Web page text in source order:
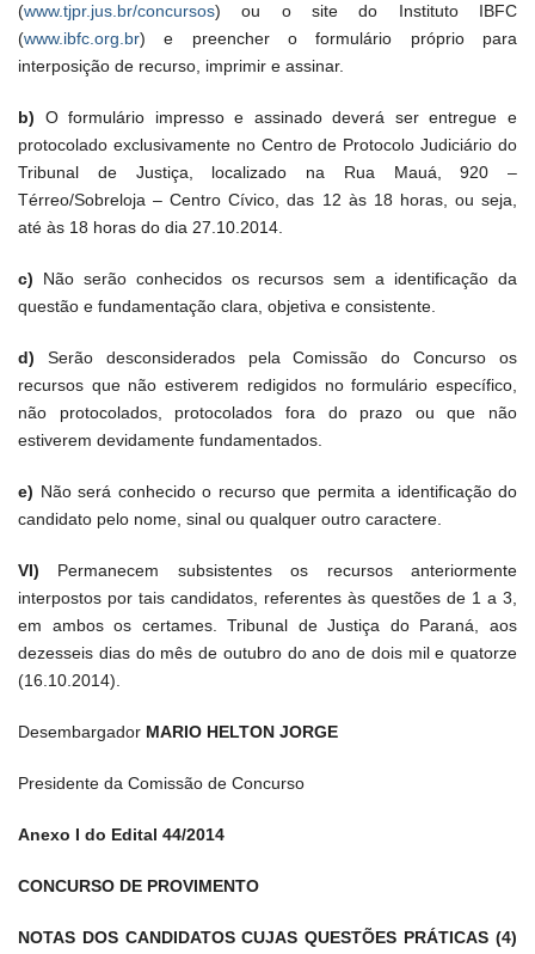
(www.tjpr.jus.br/concursos) ou o site do Instituto IBFC
(www.ibfc.org.br) e preencher o formulário próprio para
interposição de recurso, imprimir e assinar.
b) O formulário impresso e assinado deverá ser entregue e
protocolado exclusivamente no Centro de Protocolo Judiciário do
Tribunal de Justiça, localizado na Rua Mauá, 920 –
Térreo/Sobreloja – Centro Cívico, das 12 às 18 horas, ou seja,
até às 18 horas do dia 27.10.2014.
c) Não serão conhecidos os recursos sem a identificação da
questão e fundamentação clara, objetiva e consistente.
d) Serão desconsiderados pela Comissão do Concurso os
recursos que não estiverem redigidos no formulário específico,
não protocolados, protocolados fora do prazo ou que não
estiverem devidamente fundamentados.
e) Não será conhecido o recurso que permita a identificação do
candidato pelo nome, sinal ou qualquer outro caractere.
VI) Permanecem subsistentes os recursos anteriormente
interpostos por tais candidatos, referentes às questões de 1 a 3,
em ambos os certames. Tribunal de Justiça do Paraná, aos
dezesseis dias do mês de outubro do ano de dois mil e quatorze
(16.10.2014).
Desembargador MARIO HELTON JORGE
Presidente da Comissão de Concurso
Anexo I do Edital 44/2014
CONCURSO DE PROVIMENTO
NOTAS DOS CANDIDATOS CUJAS QUESTÕES PRÁTICAS (4)